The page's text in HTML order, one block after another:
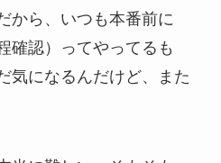
から、いつも本番前に
確認）ってやってるも
気になるんだけど、また